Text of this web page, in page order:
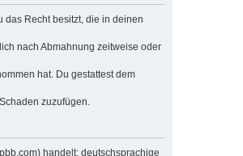
das Recht besitzt, die in deinen
nach Abmahnung zeitweise oder
hat. Du gestattest dem
zuzufügen.
handelt; deutschsprachige